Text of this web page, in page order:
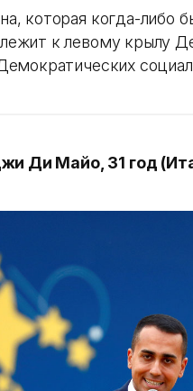
которая когда-либо
к левому крылу
Ди Майо, 31 год